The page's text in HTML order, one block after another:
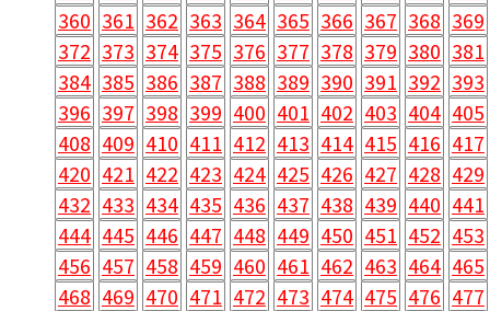
360 361 362 363 364 365 366 367 368 369
372 373 374 375 376 377 378 379 380 381
384 385 386 387 388 389 390 391 392 393
396 397 398 399 400 401 402 403 404 405
408 409 410 411 412 413 414 415 416 417
420 421 422 423 424 425 426 427 428 429
432 433 434 435 436 437 438 439 440 441
444 445 446 447 448 449 450 451 452 453
456 457 458 459 460 461 462 463 464 465
468 469 470 471 472 473 474 475 476 477